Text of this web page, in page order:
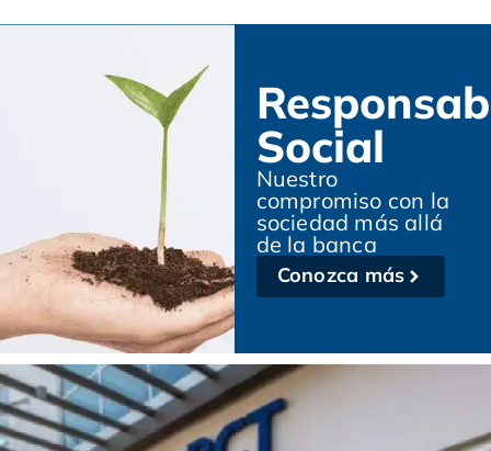
Social
Nuestro
compromiso con la
sociedad más allá
de la banca
Conozca más